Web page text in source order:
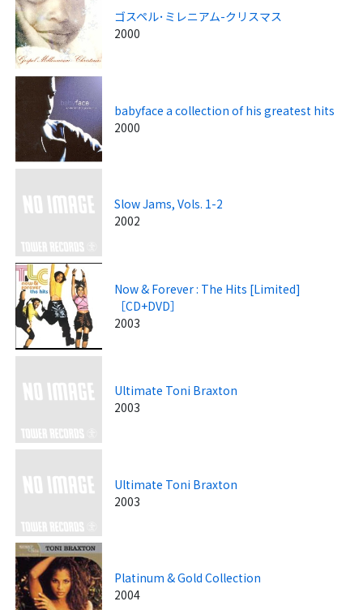
ゴスペル･ミレニアム-クリスマス
2000
babyface a collection of his greatest hits
2000
Slow Jams, Vols. 1-2
2002
Now & Forever : The Hits [Limited]
［CD+DVD］
2003
Ultimate Toni Braxton
2003
Ultimate Toni Braxton
2003
Platinum & Gold Collection
2004